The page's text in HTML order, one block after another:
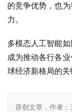
的竞争优势，也
力。
多模态人工智能
成为推动各行各
球经济新格局的关
原创文章，作者